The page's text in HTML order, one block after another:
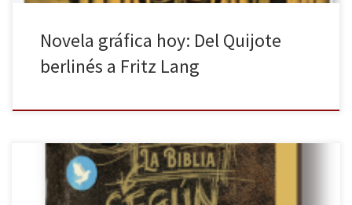
Novela gráfica hoy: Del Quijote
berlinés a Fritz Lang